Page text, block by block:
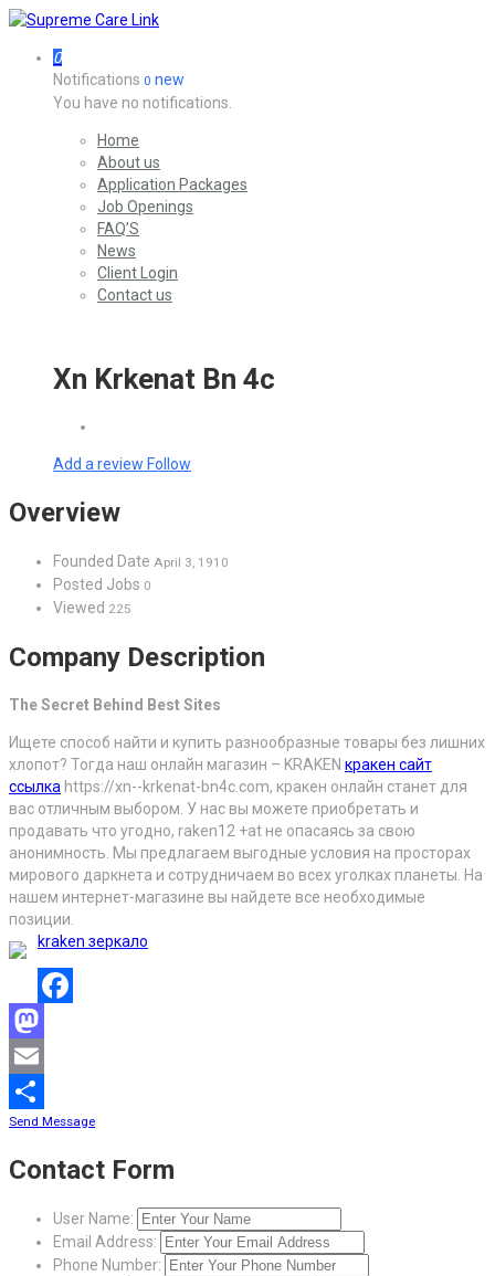
0
Notifications 0 new
You have no notifications.
Home
About us
Application Packages
Job Openings
FAQ’S
News
Client Login
Contact us
Xn Krkenat Bn 4c
Add a review Follow
Overview
Founded Date April 3, 1910
Posted Jobs 0
Viewed 225
Company Description
The Secret Behind Best Sites
Ищете способ найти и купить разнообразные товары без лишних
хлопот? Тогда наш онлайн магазин – KRAKEN кракен сайт
ссылка https://xn--krkenat-bn4c.com, кракен онлайн станет для
вас отличным выбором. У нас вы можете приобретать и
продавать что угодно, raken12 +at не опасаясь за свою
анонимность. Мы предлагаем выгодные условия на просторах
мирового даркнета и сотрудничаем во всех уголках планеты. На
нашем интернет-магазине вы найдете все необходимые
позиции.
kraken зеркало
Facebook
Mastodon
Email
Share
Send Message
Contact Form
User Name:
Email Address:
Phone Number: